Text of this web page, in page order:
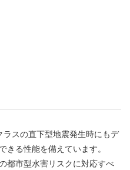
スの直下型地震発生時にもデ
きる性能を備えています。
都市型水害リスクに対応すべ